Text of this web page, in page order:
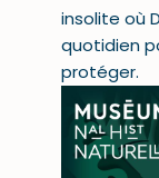
insolite où
quotidien
protéger.